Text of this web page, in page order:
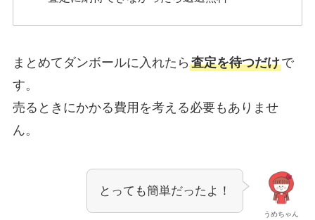
まとめてダンボールに入れたら 査定を待つだけで
す。
売るときにかかる費用を考える必要もありませ
ん。
うめちゃん
とっても簡単だったよ！